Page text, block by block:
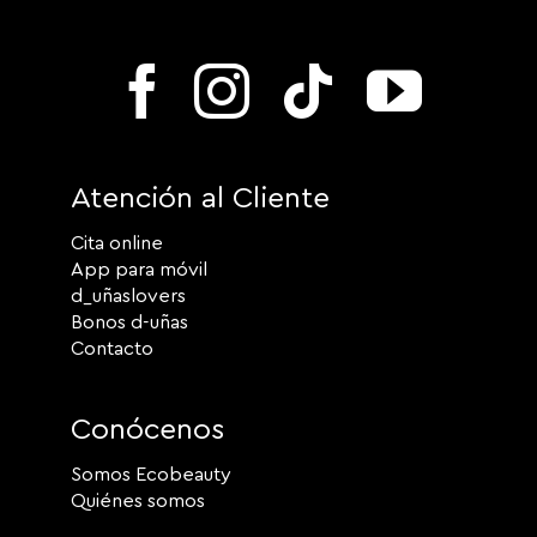
Atención al Cliente
Cita online
App para móvil
d_uñaslovers
Bonos d-uñas
Contacto
Conócenos
Somos Ecobeauty
Quiénes somos